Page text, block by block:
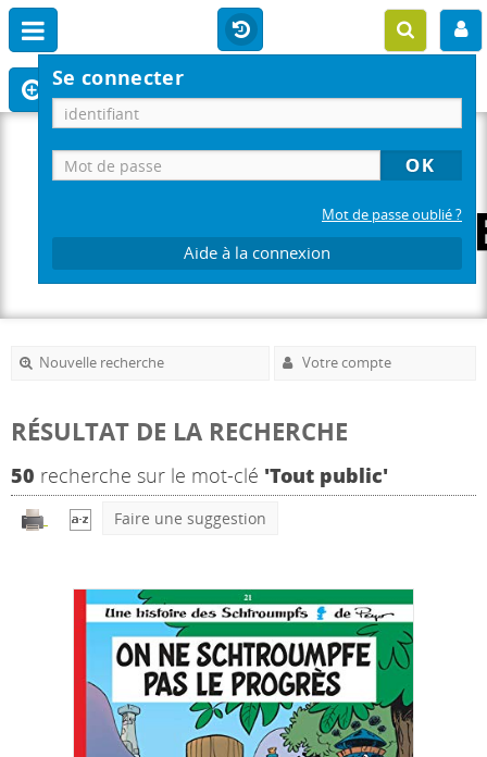
Se connecter
Mot de passe oublié ?
Aide à la connexion
Nouvelle recherche Votre compte
RÉSULTAT DE LA RECHERCHE
50 recherche sur le mot-clé 'Tout public'
Faire une suggestion